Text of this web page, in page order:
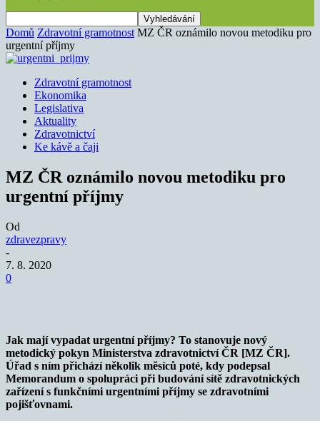
Domů Zdravotní gramotnost MZ ČR oznámilo novou metodiku pro
urgentní příjmy
Zdravotní gramotnost
Ekonomika
Legislativa
Aktuality
Zdravotnictví
Ke kávě a čaji
MZ ČR oznámilo novou metodiku pro
urgentní příjmy
Od
zdravezpravy
-
7. 8. 2020
0
Jak mají vypadat urgentní příjmy? To stanovuje nový
metodický pokyn Ministerstva zdravotnictví ČR [MZ ČR].
Úřad s ním přichází několik měsíců poté, kdy podepsal
Memorandum o spolupráci při budování sítě zdravotnických
zařízení s funkčními urgentními příjmy se zdravotními
pojišťovnami.